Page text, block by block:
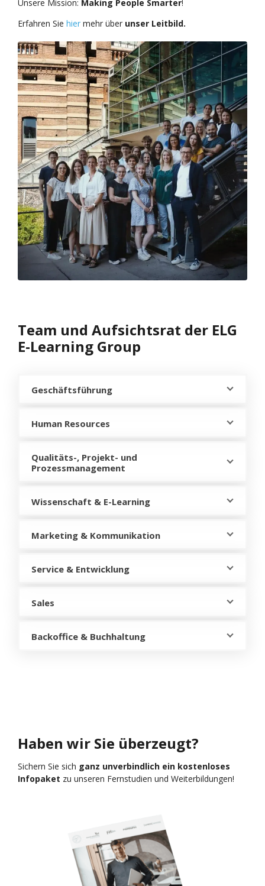
Unsere Mission: Making People Smarter!
Erfahren Sie hier mehr über unser Leitbild.
Team und Aufsichtsrat der ELG
E-Learning Group
Geschäftsführung
Human Resources
Qualitäts-, Projekt- und
Prozessmanagement
Wissenschaft & E-Learning
Marketing & Kommunikation
Service & Entwicklung
Sales
Backoffice & Buchhaltung
Haben wir Sie überzeugt?
Sichern Sie sich ganz unverbindlich ein kostenloses
Infopaket zu unseren Fernstudien und Weiterbildungen!